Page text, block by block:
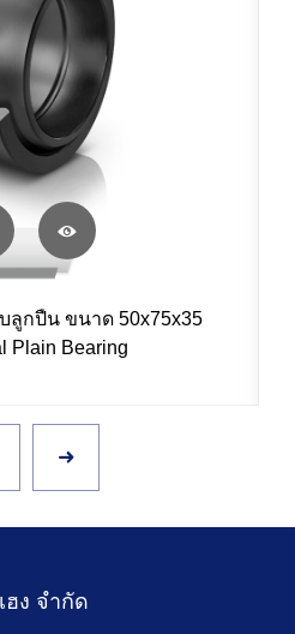
บลูกปืน ขนาด 50x75x35
Plain Bearing
ง จำกัด